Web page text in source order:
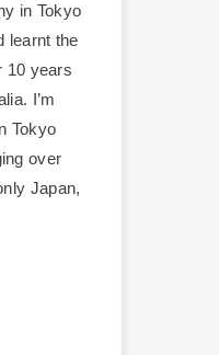
in Tokyo
learnt the
10 years
I’m
Tokyo
over
Japan,